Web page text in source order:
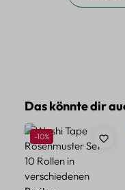
Produktgalerie
Das könnte dir
Rabatt
-10%